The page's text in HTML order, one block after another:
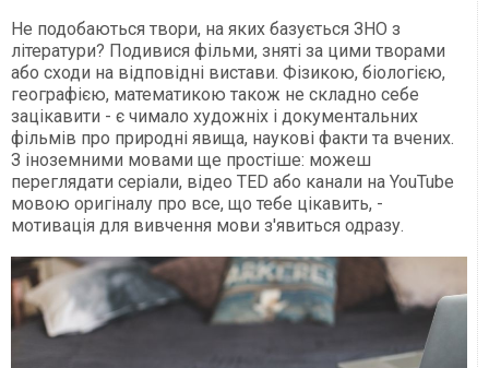
Не подобаються твори, на яких базується ЗНО з
літератури? Подивися фільми, зняті за цими творами
або сходи на відповідні вистави. Фізикою, біологією,
географією, математикою також не складно себе
зацікавити - є чимало художніх і документальних
фільмів про природні явища, наукові факти та вчених.
З іноземними мовами ще простіше: можеш
переглядати серіали, відео TED або канали на YouTube
мовою оригіналу про все, що тебе цікавить, -
мотивація для вивчення мови з'явиться одразу.